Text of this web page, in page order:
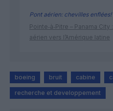
Pont aérien: chevilles enflées!
Pointe‑à‑Pitre – Panama
aérien vers l’Amérique latine
boeing bruit cabine
recherche et developpement